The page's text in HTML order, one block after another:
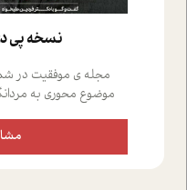
نسخه پي دي
مجله ی موفقیت در
موضوع محوری به
علیخواه، جامعه شناس
از دریچه های گوناگون